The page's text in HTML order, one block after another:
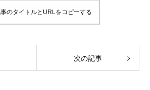
事のタイトルとURLをコピーする
次の記事